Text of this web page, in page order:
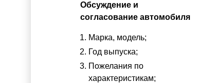
Обсуждение и
согласование автомобиля
Марка, модель;
Год выпуска;
Пожелания по
характеристикам;